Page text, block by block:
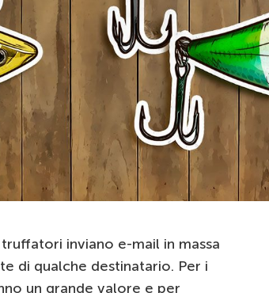
inviano e-mail in massa
di qualche destinatario. Per i
un grande valore e per